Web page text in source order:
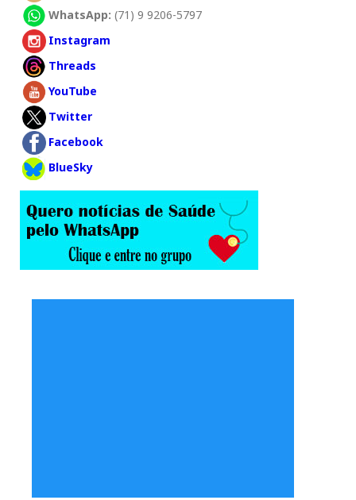
WhatsApp: (71) 9 9206-5797
Instagram
Threads
YouTube
Twitter
Facebook
BlueSky